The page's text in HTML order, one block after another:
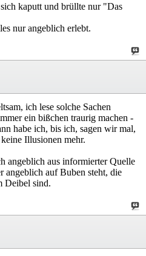
kaputt und brüllte nur "Das
nur angeblich erlebt.
ich lese solche Sachen
ein bißchen traurig machen -
habe ich, bis ich, sagen wir mal,
Illusionen mehr.
angeblich aus informierter Quelle
angeblich auf Buben steht, die
Deibel sind.